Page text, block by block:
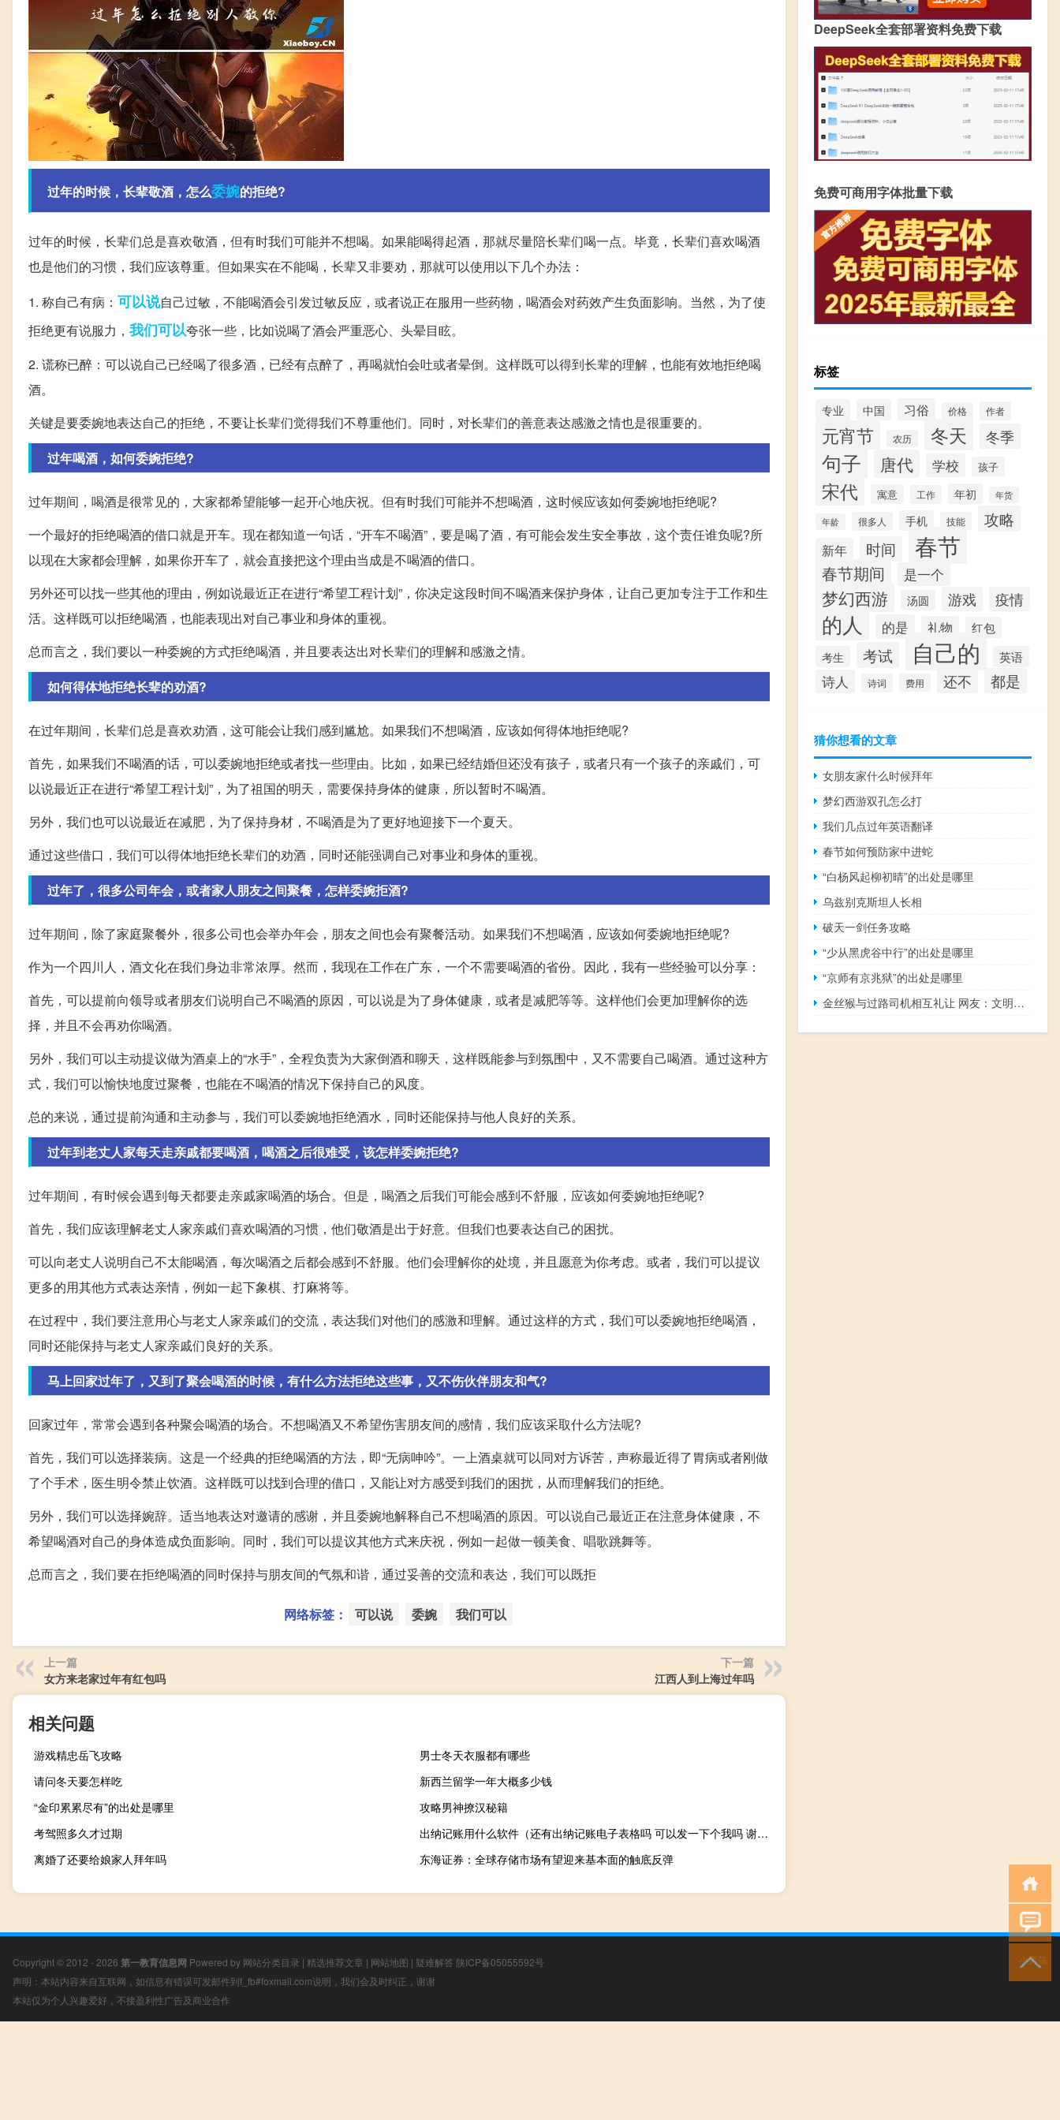
过年的时候，长辈敬酒，怎么委婉的拒绝?
过年的时候，长辈们总是喜欢敬酒，但有时我们可能并不想喝。如果能喝得起酒，那就尽量陪长辈们喝一点。毕竟，长辈们喜欢喝酒
也是他们的习惯，我们应该尊重。但如果实在不能喝，长辈又非要劝，那就可以使用以下几个办法：
1. 称自己有病： 可以说自己过敏，不能喝酒会引发过敏反应，或者说正在服用一些药物，喝酒会对药效产生负面影响。当然，为了使
拒绝更有说服力， 我们可以夸张一些，比如说喝了酒会严重恶心、头晕目眩。
2. 谎称已醉：可以说自己已经喝了很多酒，已经有点醉了，再喝就怕会吐或者晕倒。这样既可以得到长辈的理解，也能有效地拒绝喝
酒。
关键是要委婉地表达自己的拒绝，不要让长辈们觉得我们不尊重他们。同时，对长辈们的善意表达感激之情也是很重要的。
过年喝酒，如何委婉拒绝?
过年期间，喝酒是很常见的，大家都希望能够一起开心地庆祝。但有时我们可能并不想喝酒，这时候应该如何委婉地拒绝呢?
一个最好的拒绝喝酒的借口就是开车。现在都知道一句话，“开车不喝酒”，要是喝了酒，有可能会发生安全事故，这个责任谁负呢?所
以现在大家都会理解，如果你开车了，就会直接把这个理由当成是不喝酒的借口。
另外还可以找一些其他的理由，例如说最近正在进行“希望工程计划”，你决定这段时间不喝酒来保护身体，让自己更加专注于工作和生
活。这样既可以拒绝喝酒，也能表现出对自己事业和身体的重视。
总而言之，我们要以一种委婉的方式拒绝喝酒，并且要表达出对长辈们的理解和感激之情。
如何得体地拒绝长辈的劝酒?
在过年期间，长辈们总是喜欢劝酒，这可能会让我们感到尴尬。如果我们不想喝酒，应该如何得体地拒绝呢?
首先，如果我们不喝酒的话，可以委婉地拒绝或者找一些理由。比如，如果已经结婚但还没有孩子，或者只有一个孩子的亲戚们，可
以说最近正在进行“希望工程计划”，为了祖国的明天，需要保持身体的健康，所以暂时不喝酒。
另外，我们也可以说最近在减肥，为了保持身材，不喝酒是为了更好地迎接下一个夏天。
通过这些借口，我们可以得体地拒绝长辈们的劝酒，同时还能强调自己对事业和身体的重视。
过年了，很多公司年会，或者家人朋友之间聚餐，怎样委婉拒酒?
过年期间，除了家庭聚餐外，很多公司也会举办年会，朋友之间也会有聚餐活动。如果我们不想喝酒，应该如何委婉地拒绝呢?
作为一个四川人，酒文化在我们身边非常浓厚。然而，我现在工作在广东，一个不需要喝酒的省份。因此，我有一些经验可以分享：
首先，可以提前向领导或者朋友们说明自己不喝酒的原因，可以说是为了身体健康，或者是减肥等等。这样他们会更加理解你的选
择，并且不会再劝你喝酒。
另外，我们可以主动提议做为酒桌上的“水手”，全程负责为大家倒酒和聊天，这样既能参与到氛围中，又不需要自己喝酒。通过这种方
式，我们可以愉快地度过聚餐，也能在不喝酒的情况下保持自己的风度。
总的来说，通过提前沟通和主动参与，我们可以委婉地拒绝酒水，同时还能保持与他人良好的关系。
过年到老丈人家每天走亲戚都要喝酒，喝酒之后很难受，该怎样委婉拒绝?
过年期间，有时候会遇到每天都要走亲戚家喝酒的场合。但是，喝酒之后我们可能会感到不舒服，应该如何委婉地拒绝呢?
首先，我们应该理解老丈人家亲戚们喜欢喝酒的习惯，他们敬酒是出于好意。但我们也要表达自己的困扰。
可以向老丈人说明自己不太能喝酒，每次喝酒之后都会感到不舒服。他们会理解你的处境，并且愿意为你考虑。或者，我们可以提议
更多的用其他方式表达亲情，例如一起下象棋、打麻将等。
在过程中，我们要注意用心与老丈人家亲戚们的交流，表达我们对他们的感激和理解。通过这样的方式，我们可以委婉地拒绝喝酒，
同时还能保持与老丈人家亲戚们良好的关系。
马上回家过年了，又到了聚会喝酒的时候，有什么方法拒绝这些事，又不伤伙伴朋友和气?
回家过年，常常会遇到各种聚会喝酒的场合。不想喝酒又不希望伤害朋友间的感情，我们应该采取什么方法呢?
首先，我们可以选择装病。这是一个经典的拒绝喝酒的方法，即“无病呻吟”。一上酒桌就可以同对方诉苦，声称最近得了胃病或者刚做
了个手术，医生明令禁止饮酒。这样既可以找到合理的借口，又能让对方感受到我们的困扰，从而理解我们的拒绝。
另外，我们可以选择婉辞。适当地表达对邀请的感谢，并且委婉地解释自己不想喝酒的原因。可以说自己最近正在注意身体健康，不
希望喝酒对自己的身体造成负面影响。同时，我们可以提议其他方式来庆祝，例如一起做一顿美食、唱歌跳舞等。
总而言之，我们要在拒绝喝酒的同时保持与朋友间的气氛和谐，通过妥善的交流和表达，我们可以既拒
网络标签： 可以说 委婉 我们可以
上一篇
女方来老家过年有红包吗
下一篇
江西人到上海过年吗
相关问题
游戏精忠岳飞攻略
男士冬天衣服都有哪些
请问冬天要怎样吃
新西兰留学一年大概多少钱
“金印累累尽有”的出处是哪里
攻略男神撩汉秘籍
考驾照多久才过期
出纳记账用什么软件（还有出纳记账电子表格吗 可以发一下个我吗 谢谢）
离婚了还要给娘家人拜年吗
东海证券：全球存储市场有望迎来基本面的触底反弹
DeepSeek全套部署资料免费下载
免费可商用字体批量下载
标签
专业 中国 习俗 价格 作者
元宵节 农历 冬天 冬季
句子 唐代 学校 孩子
宋代 寓意 工作 年初 年货
年龄 很多人 手机 技能 攻略
新年 时间 春节
春节期间 是一个
梦幻西游 汤圆 游戏 疫情
的人 的是 礼物
红包
考生
考试 自己的 英语
诗人 诗词 费用 还不 都是
猜你想看的文章
女朋友家什么时候拜年
梦幻西游双孔怎么打
我们几点过年英语翻译
春节如何预防家中进蛇
“白杨风起柳初晴”的出处是哪里
乌兹别克斯坦人长相
破天一剑任务攻略
“少从黑虎谷中行”的出处是哪里
“京师有京兆狱”的出处是哪里
金丝猴与过路司机相互礼让 网友：文明交通安全出行的样板 到底什么情况呢
Copyright © 2012 - 2026 第一教育信息网 Powered by 网站分类目录 | 精选推荐文章 | 网站地图 | 疑难解答 陕ICP备05055592号
声明：本站内容来自互联网，如信息有错误可发邮件到f_fb#foxmail.com说明，我们会及时纠正，谢谢
本站仅为个人兴趣爱好，不接盈利性广告及商业合作
小男孩